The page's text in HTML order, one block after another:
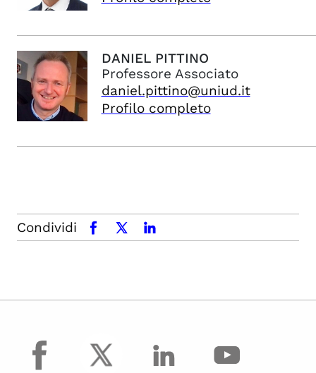
DANIEL PITTINO
Professore Associato
daniel.pittino@uniud.it
Profilo completo
Condividi facebookx.comlinkedin
facebook